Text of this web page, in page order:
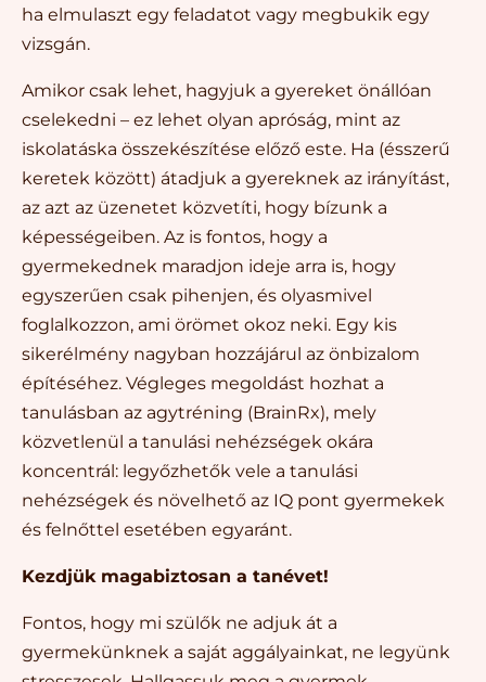
ha elmulaszt egy feladatot vagy megbukik egy
vizsgán.
Amikor csak lehet, hagyjuk a gyereket önállóan
cselekedni – ez lehet olyan apróság, mint az
iskolatáska összekészítése előző este. Ha (ésszerű
keretek között) átadjuk a gyereknek az irányítást,
az azt az üzenetet közvetíti, hogy bízunk a
képességeiben. Az is fontos, hogy a
gyermekednek maradjon ideje arra is, hogy
egyszerűen csak pihenjen, és olyasmivel
foglalkozzon, ami örömet okoz neki. Egy kis
sikerélmény nagyban hozzájárul az önbizalom
építéséhez. Végleges megoldást hozhat a
tanulásban az agytréning (BrainRx), mely
közvetlenül a tanulási nehézségek okára
koncentrál: legyőzhetők vele a tanulási
nehézségek és növelhető az IQ pont gyermekek
és felnőttel esetében egyaránt.
Kezdjük magabiztosan a tanévet!
Fontos, hogy mi szülők ne adjuk át a
gyermekünknek a saját aggályainkat, ne legyünk